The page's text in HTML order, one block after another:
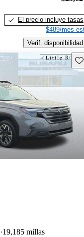
El precio incluye tasas
$489/mes
Verif. disponibilidad
19,185 millas